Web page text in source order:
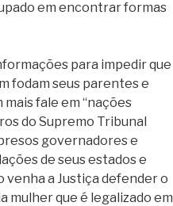
em encontrar formas
para impedir que
fodam seus parentes e
fale em “nações
do Supremo Tribunal
governadores e
de seus estados e
venha a Justiça defender o
mulher que é legalizado em